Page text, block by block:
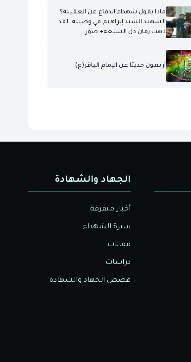
ماذا يقول شهداء الدفاع عن العقيلة؟..
الشهيد السيد إبراهيم في وصيته: لقد
ذهب زمان ذل الشيعة+ صور
أربعون حديثا عن الإمام الباقر(ع)
الجهاد والشهادة
أخبار متفرقة
سيرة الشهداء
مقالات
دراسات
قصص الجهاد والشهادة